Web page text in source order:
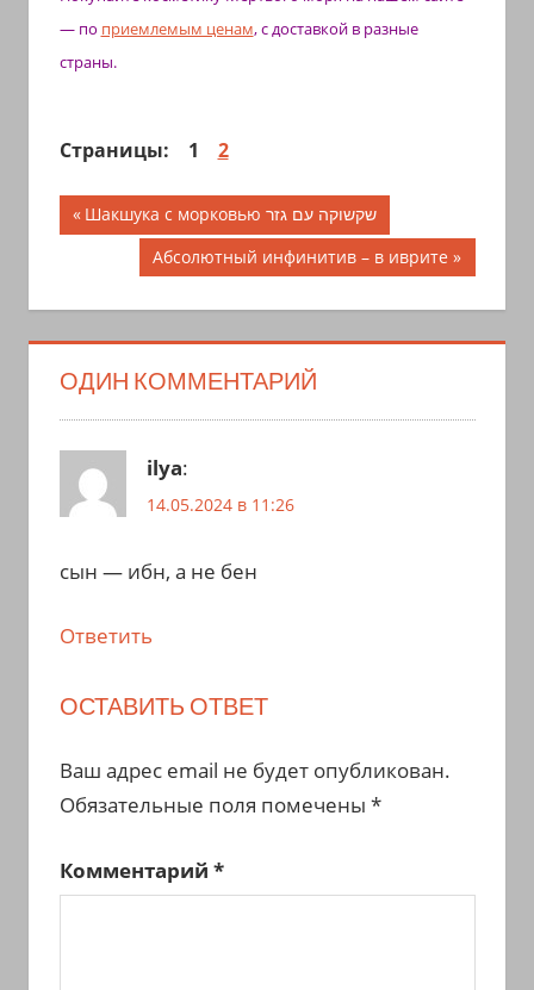
— по приемлемым ценам, с доставкой в разные
страны.
Страницы: 1 2
Навигация
записям
Предыдущая
запись;
Шакшука с морковью שקשוקה עם גזר
Следующая
запись:
Абсолютный инфинитив – в иврите
ОДИН КОММЕНТАРИЙ
ilya:
14.05.2024 в 11:26
сын — ибн, а не бен
Ответить
ОСТАВИТЬ ОТВЕТ
Ваш адрес email не будет опубликован.
Обязательные поля помечены *
Комментарий *